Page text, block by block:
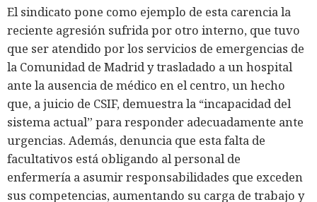
El sindicato pone como ejemplo de esta carencia la
reciente agresión sufrida por otro interno, que tuvo
que ser atendido por los servicios de emergencias de
la Comunidad de Madrid y trasladado a un hospital
ante la ausencia de médico en el centro, un hecho
que, a juicio de CSIF, demuestra la “incapacidad del
sistema actual” para responder adecuadamente ante
urgencias. Además, denuncia que esta falta de
facultativos está obligando al personal de
enfermería a asumir responsabilidades que exceden
sus competencias, aumentando su carga de trabajo y